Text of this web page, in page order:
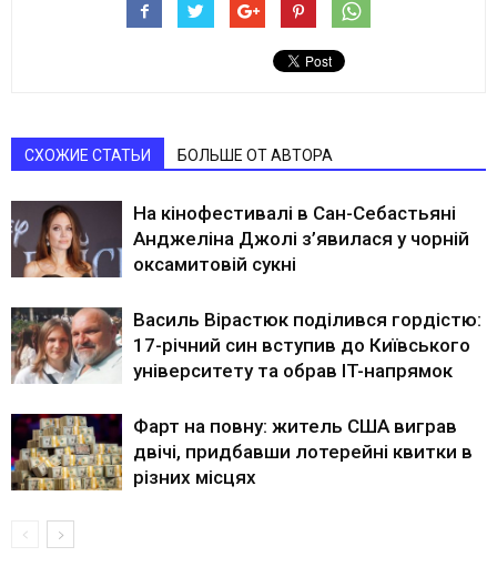
СХОЖИЕ СТАТЬИ БОЛЬШЕ ОТ АВТОРА
На кінофестивалі в Сан-Себастьяні
Анджеліна Джолі з’явилася у чорній
оксамитовій сукні
Василь Вірастюк поділився гордістю:
17-річний син вступив до Київського
університету та обрав IT-напрямок
Фарт на повну: житель США виграв
двічі, придбавши лотерейні квитки в
різних місцях